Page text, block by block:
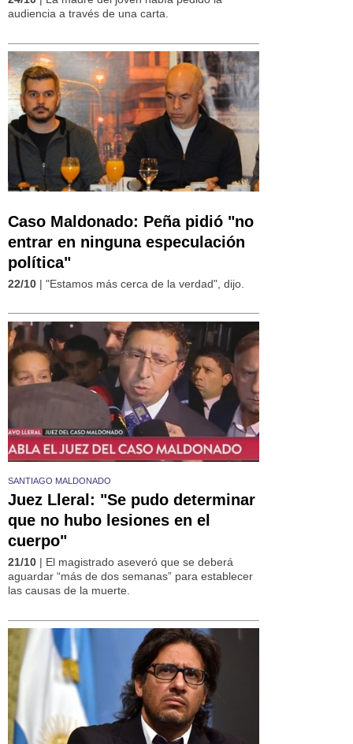
audiencia a través de una carta.
Caso Maldonado: Peña pidió "no
entrar en ninguna especulación
política"
22/10 | "Estamos más cerca de la verdad", dijo.
SANTIAGO MALDONADO
Juez Lleral: "Se pudo determinar
que no hubo lesiones en el
cuerpo"
21/10 | El magistrado aseveró que se deberá
aguardar “más de dos semanas” para establecer
las causas de la muerte.